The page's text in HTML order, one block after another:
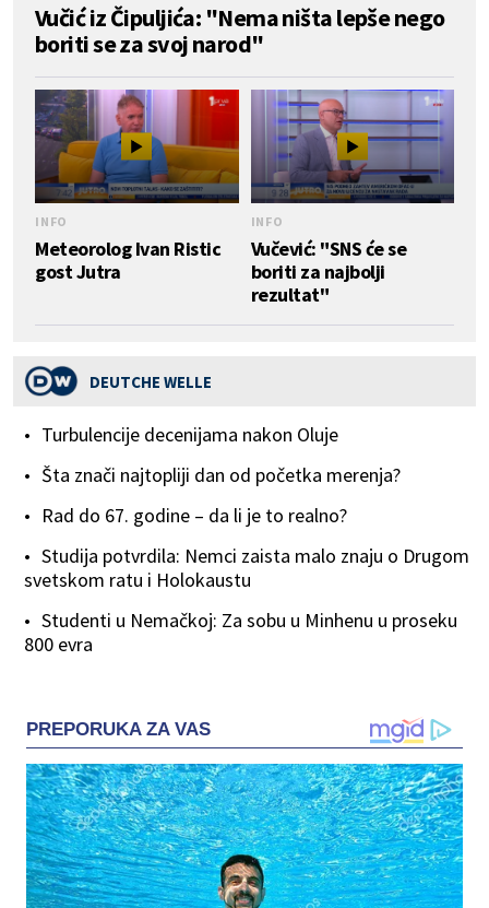
Vučić iz Čipuljića: "Nema ništa lepše nego
boriti se za svoj narod"
INFO
Meteorolog Ivan Ristic
gost Jutra
INFO
Vučević: "SNS će se
boriti za najbolji
rezultat"
DEUTCHE WELLE
Turbulencije decenijama nakon Oluje
Šta znači najtopliji dan od početka merenja?
Rad do 67. godine – da li je to realno?
Studija potvrdila: Nemci zaista malo znaju o Drugom
svetskom ratu i Holokaustu
Studenti u Nemačkoj: Za sobu u Minhenu u proseku
800 evra
PREPORUKA ZA VAS